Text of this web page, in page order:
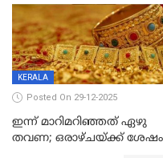
യുവാവ് ട്രെയിന്‍ തട്ടി മരിച്ചു
KERALA
Posted On 29-12-2025
ഇന്ന് മാറിമറിഞ്ഞത് ഏഴു
തവണ; ഒരാഴ്ചയ്ക്ക് ശേഷം